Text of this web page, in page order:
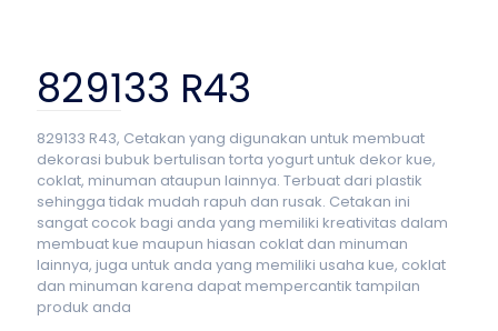
829133 R43
829133 R43, Cetakan yang digunakan untuk membuat
dekorasi bubuk bertulisan torta yogurt untuk dekor kue,
coklat, minuman ataupun lainnya. Terbuat dari plastik
sehingga tidak mudah rapuh dan rusak. Cetakan ini
sangat cocok bagi anda yang memiliki kreativitas dalam
membuat kue maupun hiasan coklat dan minuman
lainnya, juga untuk anda yang memiliki usaha kue, coklat
dan minuman karena dapat mempercantik tampilan
produk anda